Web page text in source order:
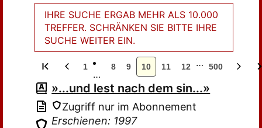
IHRE SUCHE ERGAB MEHR ALS 10.000
TREFFER. SCHRÄNKEN SIE BITTE IHRE
SUCHE WEITER EIN.
1
…
8 9 10 11 12 … 500
»...und lest nach dem sin...»
Zugriff nur im Abonnement
Erschienen: 1997